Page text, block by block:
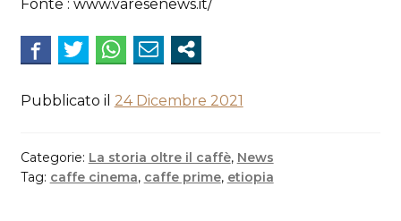
Fonte : www.varesenews.it/
Pubblicato il 24 Dicembre 2021
Categorie: La storia oltre il caffè, News
Tag: caffe cinema, caffe prime, etiopia